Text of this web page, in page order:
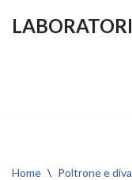
Home \ Poltrone e